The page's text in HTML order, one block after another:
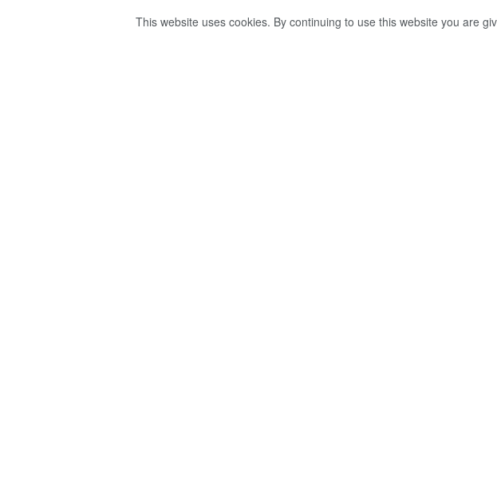
This website uses cookies. By continuing to use this website you are